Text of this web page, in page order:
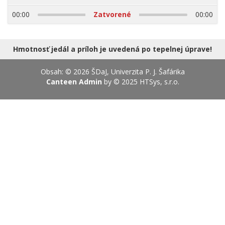
14.08.2026
00:00 Zatvorené 00:00
Hmotnosť jedál a príloh je uvedená po tepelnej úprave!
Obsah: © 2026 ŠDaJ, Univerzita P. J. Šafárika
Canteen Admin by © 2025 HTSys, s.r.o.